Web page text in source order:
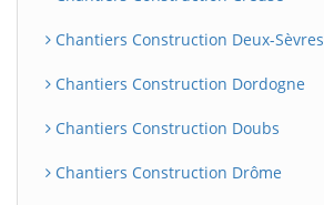
Chantiers Construction Deux-Sèvres
Chantiers Construction Dordogne
Chantiers Construction Doubs
Chantiers Construction Drôme